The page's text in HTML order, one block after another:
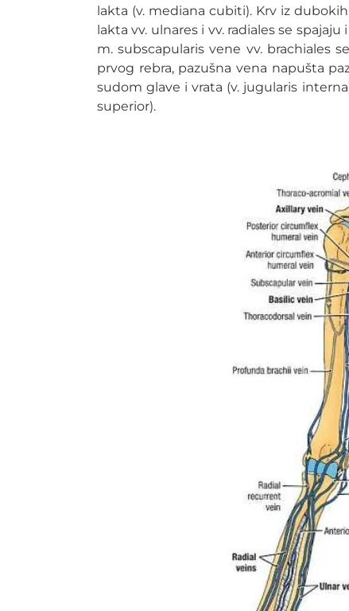
lakta (v. mediana cubiti). Krv iz
lakta vv. ulnares i vv. radiales se
m. subscapularis vene vv. brachiales
prvog rebra, pazušna vena napušta
sudom glave i vrata (v. jugularis
superior).